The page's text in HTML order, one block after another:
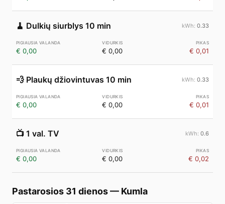
🧹 Dulkių siurblys 10 min 0.33
€ 0,00 € 0,00 € 0,01
💨 Plaukų džiovintuvas 10 min 0.33
€ 0,00 € 0,00 € 0,01
📺 1 val. TV 0.6
€ 0,00 € 0,00 € 0,02
Pastarosios 31 dienos— Kumla